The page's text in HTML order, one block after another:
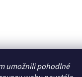
umožnili pohodlné